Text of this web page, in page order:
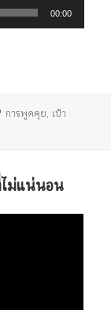
00:00
ป้าย
การพูดคุย, เป้า
ไม่แน่นอน